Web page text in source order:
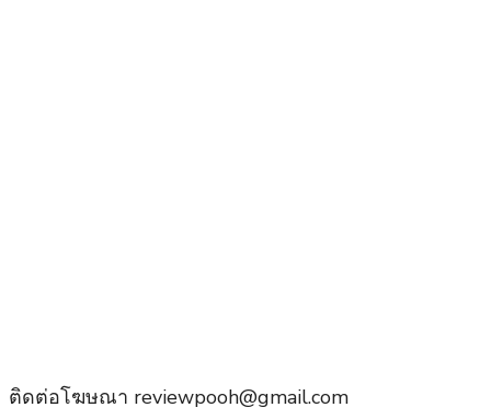
ติดต่อโฆษณา reviewpooh@gmail.com